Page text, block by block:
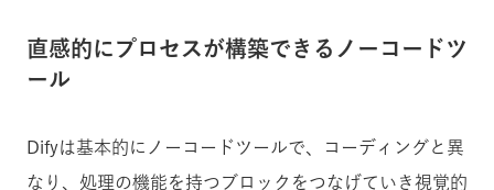
直感的にプロセスが構築できるノーコードツ
ール
Difyは基本的にノーコードツールで、コーディングと異
なり、処理の機能を持つブロックをつなげていき視覚的